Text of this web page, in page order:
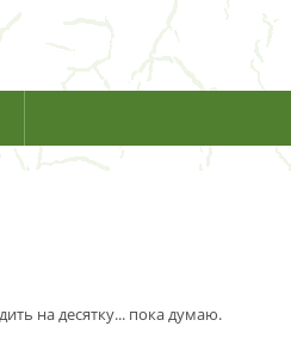
на десятку... пока думаю.